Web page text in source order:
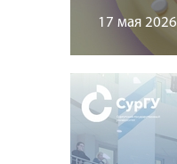
17 мая 2026